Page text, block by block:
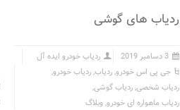
ردیاب های گوشی
3 دسامبر 2019
ردیاب خودرو ایده آل
جی پی اس خودرو,ردیاب,ردیاب خودرو,
ردیاب شخصی,ردیاب گوشی,
ردیاب ماهواره ای خودرو, وبلاگ